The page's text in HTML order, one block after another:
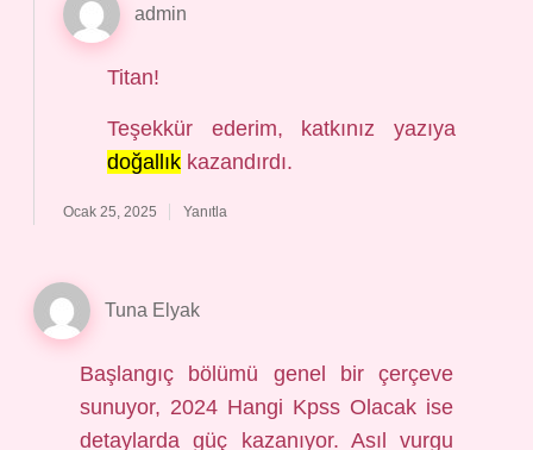
admin
Titan!
Teşekkür ederim, katkınız yazıya
doğallıkkazandırdı.
Ocak 25, 2025 Yanıtla
Tuna Elyak
Başlangıç bölümü genel bir çerçeve
sunuyor, 2024 Hangi Kpss Olacak ise
detaylarda güç kazanıyor. Asıl vurgu